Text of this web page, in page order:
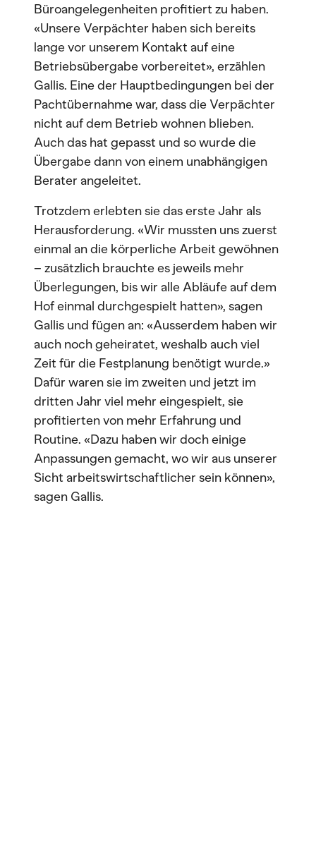
Büroangelegenheiten profitiert zu haben.
«Unsere Verpächter haben sich bereits
lange vor unserem Kontakt auf eine
Betriebsübergabe vorbereitet», erzählen
Gallis. Eine der Hauptbedingungen bei der
Pachtübernahme war, dass die Verpächter
nicht auf dem Betrieb wohnen blieben.
Auch das hat gepasst und so wurde die
Übergabe dann von einem unabhängigen
Berater angeleitet.
Trotzdem erlebten sie das erste Jahr als
Herausforderung. «Wir mussten uns zuerst
einmal an die körperliche Arbeit gewöhnen
– zusätzlich brauchte es jeweils mehr
Überlegungen, bis wir alle Abläufe auf dem
Hof einmal durchgespielt hatten», sagen
Gallis und fügen an: «Ausserdem haben wir
auch noch geheiratet, weshalb auch viel
Zeit für die Festplanung benötigt wurde.»
Dafür waren sie im zweiten und jetzt im
dritten Jahr viel mehr eingespielt, sie
profitierten von mehr Erfahrung und
Routine. «Dazu haben wir doch einige
Anpassungen gemacht, wo wir aus unserer
Sicht arbeitswirtschaftlicher sein können»,
sagen Gallis.